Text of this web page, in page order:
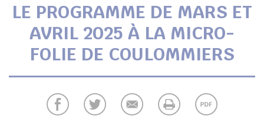
LE PROGRAMME DE MARS ET
AVRIL 2025 À LA MICRO-
FOLIE DE COULOMMIERS